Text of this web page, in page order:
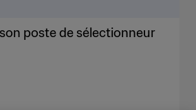
poste de sélectionneur